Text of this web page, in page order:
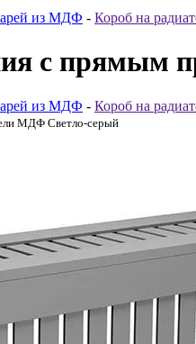
из МДФ - Короб на
с прямым
из МДФ - Короб на
МДФ Светло-серый